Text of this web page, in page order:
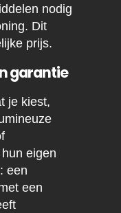
nodig
Dit
prijs.
garantie
je kiest,
eigen
een
een